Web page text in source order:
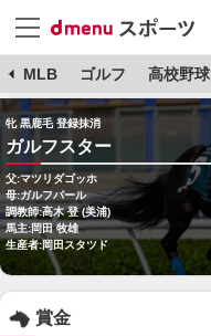
MLB ゴルフ 高校野球
牝 黒鹿毛 登録抹消
ガルフスター
父:マツリダゴッホ
母:ガルフパール
調教師:高木 登 (美浦)
馬主:岡田 牧雄
生産者:岡田スタツド
賞金